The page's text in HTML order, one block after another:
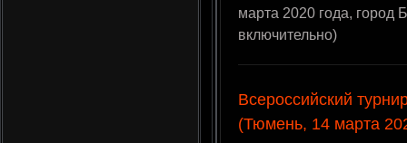
марта 2020 года,
включительно)
Всероссийский
(Тюмень, 14 марта